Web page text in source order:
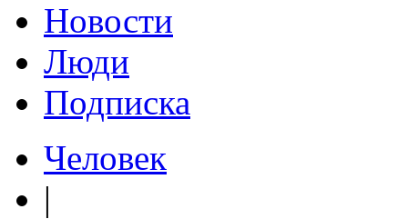
Новости
Люди
Подписка
Человек
|